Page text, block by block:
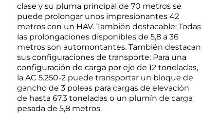
clase y su pluma principal de 70 metros se
puede prolongar unos impresionantes 42
metros con un HAV. También destacable: Todas
las prolongaciones disponibles de 5,8 a 36
metros son automontantes. También destacan
sus configuraciones de transporte: Para una
configuración de carga por eje de 12 toneladas,
la AC 5.250-2 puede transportar un bloque de
gancho de 3 poleas para cargas de elevación
de hasta 67,3 toneladas o un plumín de carga
pesada de 5,8 metros.